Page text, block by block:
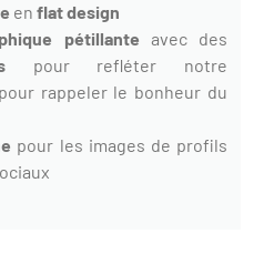
en flat design
pétillante avec des
pour refléter notre
rappeler le bonheur du
pour les images de profils